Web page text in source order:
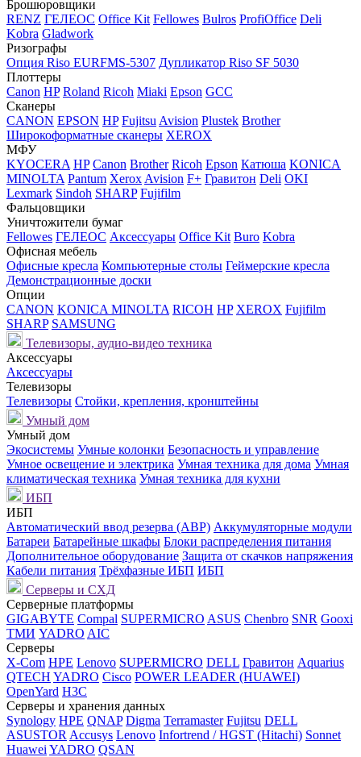
Брошюровщики
RENZ ГЕЛЕОС Office Kit Fellowes Bulros ProfiOffice Deli
Kobra Gladwork
Ризографы
Опция Riso EURFMS-5307 Дупликатор Riso SF 5030
Плоттеры
Canon HP Roland Ricoh Miaki Epson GCC
Сканеры
CANON EPSON HP Fujitsu Avision Plustek Brother
Широкоформатные сканеры XEROX
МФУ
KYOCERA HP Canon Brother Ricoh Epson Катюша KONICA
MINOLTA Pantum Xerox Avision F+ Гравитон Deli OKI
Lexmark Sindoh SHARP Fujifilm
Фальцовщики
Уничтожители бумаг
Fellowes ГЕЛЕОС Аксессуары Office Kit Buro Kobra
Офисная мебель
Офисные кресла Компьютерные столы Геймерские кресла
Демонстрационные доски
Опции
CANON KONICA MINOLTA RICOH HP XEROX Fujifilm
SHARP SAMSUNG
Телевизоры, аудио-видео техника
Аксессуары
Аксессуары
Телевизоры
Телевизоры Стойки, крепления, кронштейны
Умный дом
Умный дом
Экосистемы Умные колонки Безопасность и управление
Умное освещение и электрика Умная техника для дома Умная
климатическая техника Умная техника для кухни
ИБП
ИБП
Автоматический ввод резерва (АВР) Аккумуляторные модули
Батареи Батарейные шкафы Блоки распределения питания
Дополнительное оборудование Защита от скачков напряжения
Кабели питания Трёхфазные ИБП ИБП
Серверы и СХД
Серверные платформы
GIGABYTE Compal SUPERMICRO ASUS Chenbro SNR Gooxi
ТМИ YADRO AIC
Серверы
X-Com HPE Lenovo SUPERMICRO DELL Гравитон Aquarius
QTECH YADRO Cisco POWER LEADER (HUAWEI)
OpenYard H3C
Серверы и хранения данных
Synology HPE QNAP Digma Terramaster Fujitsu DELL
ASUSTOR Accusys Lenovo Infortrend / HGST (Hitachi) Sonnet
Huawei YADRO QSAN